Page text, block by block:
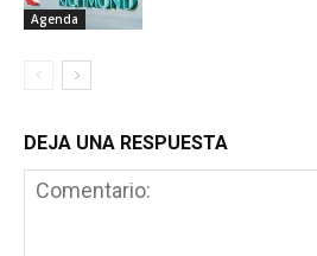
Agenda
DEJA UNA RESPUESTA